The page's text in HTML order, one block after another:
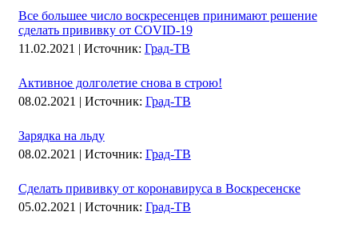
Все большее число воскресенцев принимают решение
сделать прививку от COVID-19
11.02.2021 | Источник: Град-ТВ
Активное долголетие снова в строю!
08.02.2021 | Источник: Град-ТВ
Зарядка на льду
08.02.2021 | Источник: Град-ТВ
Сделать прививку от коронавируса в Воскресенске
05.02.2021 | Источник: Град-ТВ